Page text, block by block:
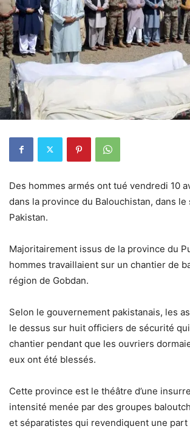
Des hommes armés ont tué vendredi 10
dans la province du Balouchistan, dans
Pakistan.
Majoritairement issus de la province du
hommes travaillaient sur un chantier de
région de Gobdan.
Selon le gouvernement pakistanais, les
le dessus sur huit officiers de sécurité
chantier pendant que les ouvriers
eux ont été blessés.
Cette province est le théâtre d’une
intensité menée par des groupes
et séparatistes qui revendiquent une